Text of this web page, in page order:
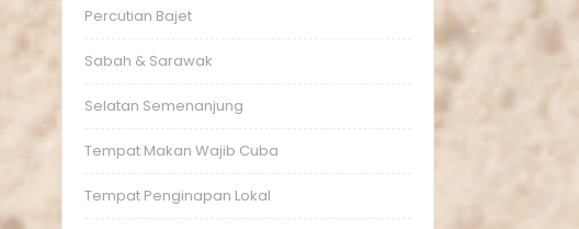
Percutian Bajet
Sabah & Sarawak
Selatan Semenanjung
Tempat Makan Wajib Cuba
Tempat Penginapan Lokal